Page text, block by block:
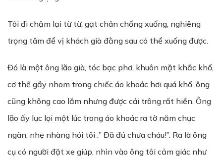
Tôi đi chậm lại từ từ, gạt chân chống xuống, nghiêng
trọng tâm để vị khách già đằng sau có thể xuống được.
Đó là một ông lão già, tóc bạc phơ, khuôn mặt khắc khổ,
cơ thể gầy nhom trong chiếc áo khoác hơi quá khổ, ông
cũng không cao lắm nhưng được cái trông rất hiền. Ông
lão ấy lục lọi một lúc trong áo khoác ra tờ năm chục
ngàn, nhẹ nhàng hỏi tôi :” Đã đủ chưa cháu!”. Ra là ông
cụ có người đặt xe giúp, nhìn vào ông tôi cảm giác như